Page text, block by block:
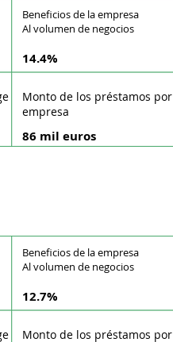
Beneficios de la empresa
Al volumen de negocios
Monto de los préstamos por
empresa
14.4%
86 mil euros
Beneficios de la empresa
Al volumen de negocios
Monto de los préstamos por
12.7%